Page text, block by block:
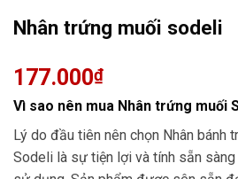
Nhân trứng muối sodeli
177.000₫
Vì sao nên mua Nhân trứng muối
Lý do đầu tiên nên chọn Nhân bánh
Sodeli là sự tiện lợi và tính sẵn